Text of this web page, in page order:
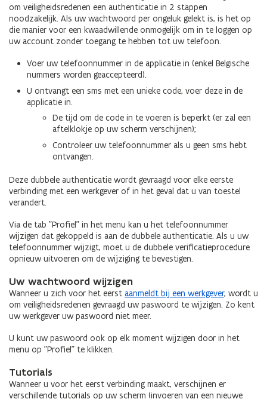
om veiligheidsredenen een authenticatie in 2 stappen
noodzakelijk. Als uw wachtwoord per ongeluk gelekt is, is het op
die manier voor een kwaadwillende onmogelijk om in te loggen op
uw account zonder toegang te hebben tot uw telefoon.
Voer uw telefoonnummer in de applicatie in (enkel Belgische
nummers worden geaccepteerd).
U ontvangt een sms met een unieke code, voer deze in de
applicatie in.
De tijd om de code in te voeren is beperkt (er zal een
aftelklokje op uw scherm verschijnen);
Controleer uw telefoonnummer als u geen sms hebt
ontvangen.
Deze dubbele authenticatie wordt gevraagd voor elke eerste
verbinding met een werkgever of in het geval dat u van toestel
verandert.
Via de tab "Profiel" in het menu kan u het telefoonnummer
wijzigen dat gekoppeld is aan de dubbele authenticatie. Als u uw
telefoonnummer wijzigt, moet u de dubbele verificatieprocedure
opnieuw uitvoeren om de wijziging te bevestigen.
Uw wachtwoord wijzigen
Wanneer u zich voor het eerst aanmeldt bij een werkgever, wordt u
om veiligheidsredenen gevraagd uw paswoord te wijzigen. Zo kent
uw werkgever uw paswoord niet meer.
U kunt uw paswoord ook op elk moment wijzigen door in het
menu op "Profiel" te klikken.
Tutorials
Wanneer u voor het eerst verbinding maakt, verschijnen er
verschillende tutorials op uw scherm (invoeren van een nieuwe